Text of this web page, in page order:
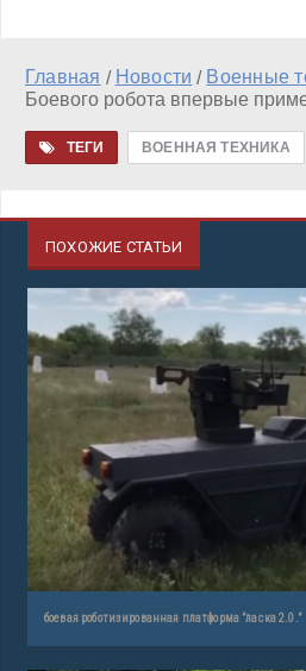
Главная / Новости / Военные
Боевого робота впервые
ТЕГИ ВОЕННАЯ ТЕХНИКА
ПОХОЖИЕ СТАТЬИ
боевая роботизированная платформа ”ласка 2.0.”